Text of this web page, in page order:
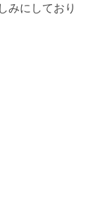
みにしており